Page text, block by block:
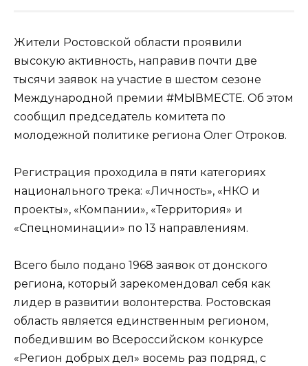
Жители Ростовской области проявили
высокую активность, направив почти две
тысячи заявок на участие в шестом сезоне
Международной премии #МЫВМЕСТЕ. Об этом
сообщил председатель комитета по
молодежной политике региона Олег Отроков.
Регистрация проходила в пяти категориях
национального трека: «Личность», «НКО и
проекты», «Компании», «Территория» и
«Спецноминации» по 13 направлениям.
Всего было подано 1968 заявок от донского
региона, который зарекомендовал себя как
лидер в развитии волонтерства. Ростовская
область является единственным регионом,
победившим во Всероссийском конкурсе
«Регион добрых дел» восемь раз подряд, с